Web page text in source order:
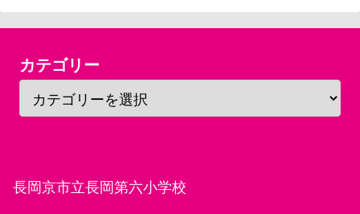
カテゴリー
長岡京市立長岡第六小学校